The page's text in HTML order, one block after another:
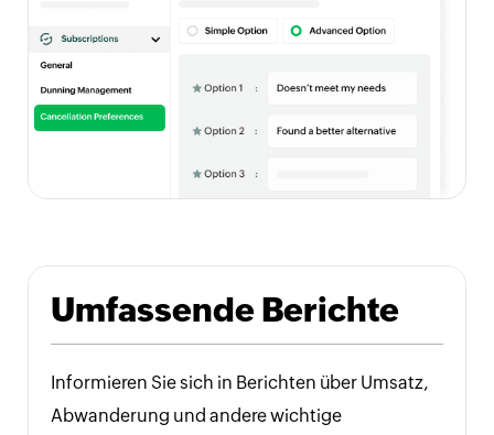
Umfassende Berichte
Informieren Sie sich in Berichten über Umsatz,
Abwanderung und andere wichtige